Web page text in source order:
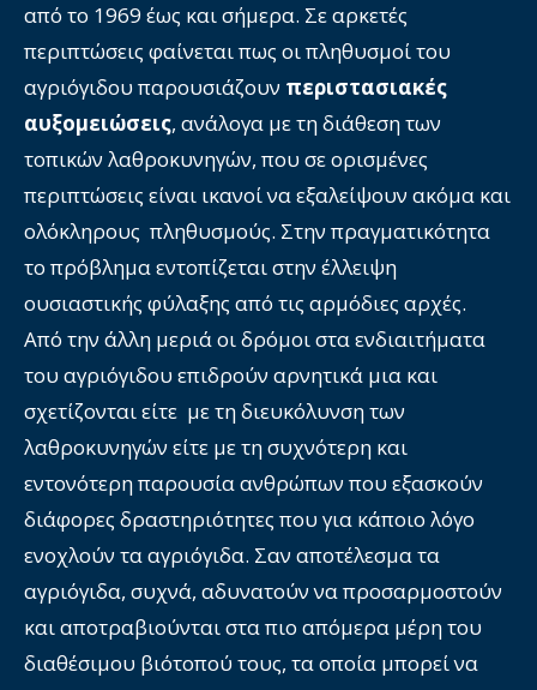
από το 1969 έως και σήμερα. Σε αρκετές
περιπτώσεις φαίνεται πως οι πληθυσμοί του
αγριόγιδου παρουσιάζουν περιστασιακές
αυξομειώσεις, ανάλογα με τη διάθεση των
τοπικών λαθροκυνηγών, που σε ορισμένες
περιπτώσεις είναι ικανοί να εξαλείψουν ακόμα και
ολόκληρους πληθυσμούς. Στην πραγματικότητα
το πρόβλημα εντοπίζεται στην έλλειψη
ουσιαστικής φύλαξης από τις αρμόδιες αρχές.
Από την άλλη μεριά οι δρόμοι στα ενδιαιτήματα
του αγριόγιδου επιδρούν αρνητικά μια και
σχετίζονται είτε με τη διευκόλυνση των
λαθροκυνηγών είτε με τη συχνότερη και
εντονότερη παρουσία ανθρώπων που εξασκούν
διάφορες δραστηριότητες που για κάποιο λόγο
ενοχλούν τα αγριόγιδα. Σαν αποτέλεσμα τα
αγριόγιδα, συχνά, αδυνατούν να προσαρμοστούν
και αποτραβιούνται στα πιο απόμερα μέρη του
διαθέσιμου βιότοπού τους, τα οποία μπορεί να